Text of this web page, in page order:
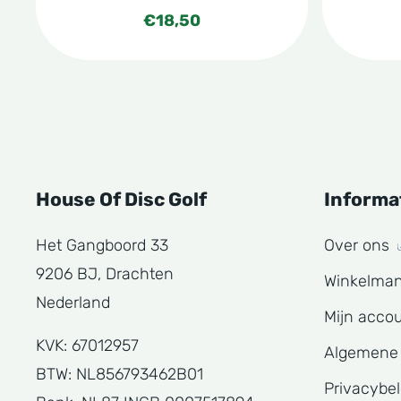
€18,50
House Of Disc Golf
Het Gangboord 33
9206 BJ, Drachten
Nederland
KVK: 67012957
BTW: NL856793462B01
Over ons
Mijn